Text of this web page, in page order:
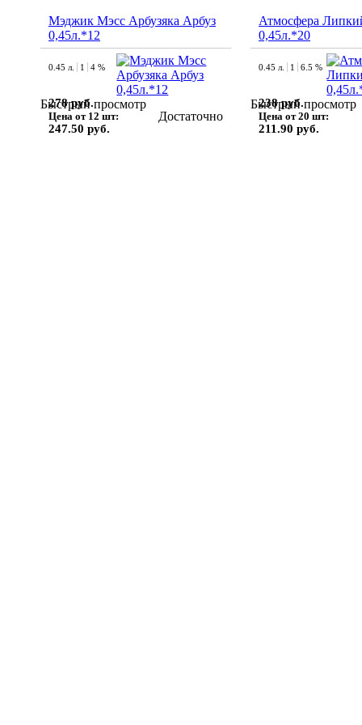
Мэджик Мэсс Арбузяка Арбуз
0,45л.*12
Быстрый просмотр
0.45 л. 1 4 %
278 руб.
Цена от 12 шт:
247.50 руб.
Достаточно
Атмосфера
0,45л.*20
Быстрый просмотр
0.45 л. 1 6.5 %
238 руб.
Цена от 20 шт:
211.90 руб.